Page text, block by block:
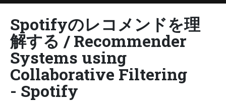
Spotifyのレコメンドを理
解する / Recommender
Systems using
Collaborative Filtering
- Spotify